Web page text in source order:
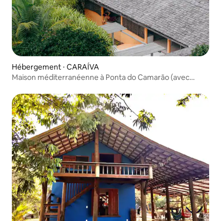
Hébergement ⋅ CARAÍVA
Maison méditerranéenne à Ponta do Camarão (avec